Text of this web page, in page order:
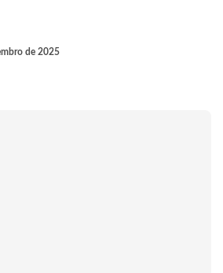
de 2025